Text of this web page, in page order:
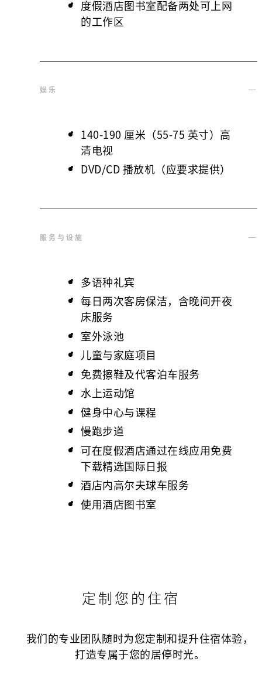
度假酒店图书室配备两处可上网
的工作区
娱乐
140-190 厘米（55-75 英寸）高
清电视
DVD/CD 播放机（应要求提供）
服务与设施
多语种礼宾
每日两次客房保洁，含晚间开夜
床服务
室外泳池
儿童与家庭项目
免费擦鞋及代客泊车服务
水上运动馆
健身中心与课程
慢跑步道
可在度假酒店通过在线应用免费
下载精选国际日报
酒店内高尔夫球车服务
使用酒店图书室
定制您的住宿
我们的专业团队随时为您定制和提升住宿体验，
打造专属于您的居停时光。